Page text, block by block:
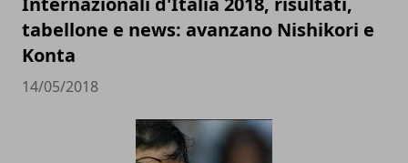
tabellone e news: avanzano Nishikori e
Konta
14/05/2018